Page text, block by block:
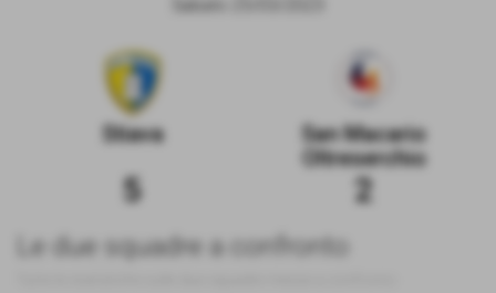
Sabato 25/03/2023
Stiava
San Macario
Oltreserchio
5 2
Le due squadre a confronto